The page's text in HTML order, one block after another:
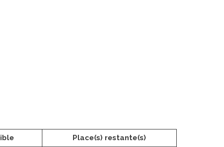
Place(s) restante(s)